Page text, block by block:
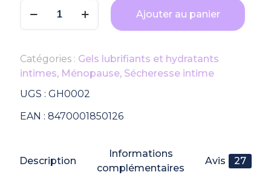
hydratant
Idracare
Ajouter au panier
EAN : 8470001850126
UGS : GH0002
Catégories : Gels lubrifiants et hydratants
intimes, Ménopause, Sécheresse intime
Description
Informations
complémentaires
Avis 27